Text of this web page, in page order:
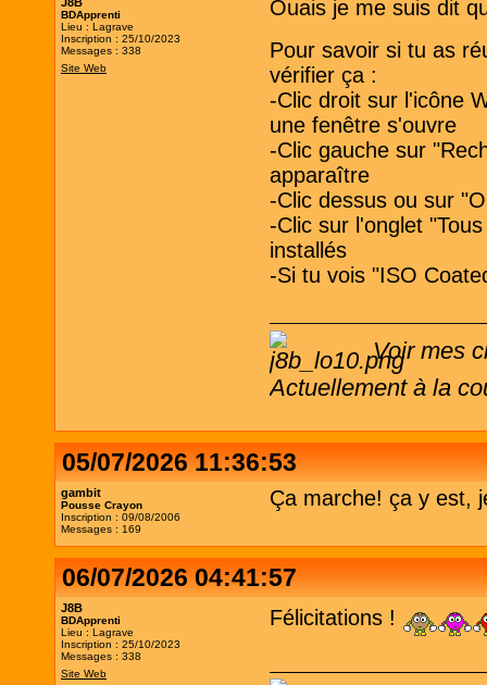
BDApprenti
Lieu : Lagrave
Inscription : 25/10/2023
Messages : 338
Site Web
Ouais je me suis dit
Pour savoir si tu as
vérifier ça :
-Clic droit sur l'icône
une fenêtre s'ouvre
-Clic gauche sur
apparaître
-Clic dessus ou sur
-Clic sur l'onglet
installés
-Si tu vois "ISO
Voir mes
Actuellement à la
05/07/2026 11:36:53
gambit
Pousse Crayon
Inscription : 09/08/2006
Messages : 169
Ça marche! ça y est,
06/07/2026 04:41:57
J8B
BDApprenti
Lieu : Lagrave
Inscription : 25/10/2023
Messages : 338
Site Web
Félicitations !